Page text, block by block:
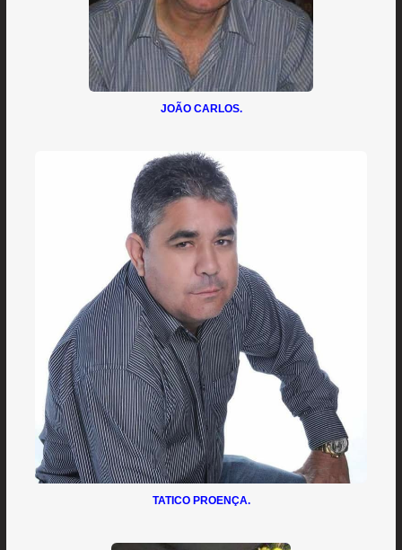
JOÃO CARLOS.
TATICO PROENÇA.